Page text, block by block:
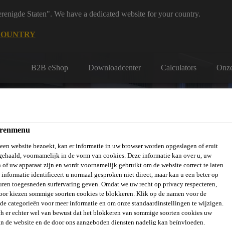
Staten". We have a dedicated website for your country.
B2B eShop Downloadcenter Calculators
Over Ons Sika at Work Knowledge Center Carrière
website bezoekt, kan er informatie in uw browser worden opgeslagen of eruit
voornamelijk in de vorm van cookies. Deze informatie kan over u, uw
of uw apparaat zijn en wordt voornamelijk gebruikt om de website correct te laten
informatie identificeert u normaal gesproken niet direct, maar kan u een beter op
toegesneden surfervaring geven. Omdat we uw recht op privacy respecteren,
kiezen sommige soorten cookies te blokkeren. Klik op de namen voor de
categorieën voor meer informatie en om onze standaardinstellingen te wijzigen.
er echter wel van bewust dat het blokkeren van sommige soorten cookies uw
de website en de door ons aangeboden diensten nadelig kan beïnvloeden.